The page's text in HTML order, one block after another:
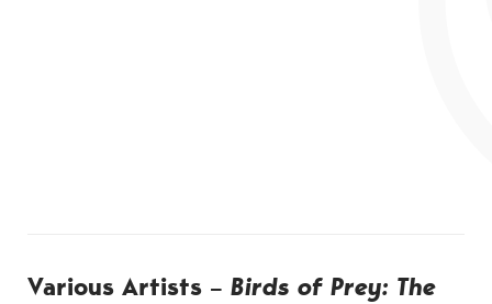
Various Artists – Birds of Prey: The